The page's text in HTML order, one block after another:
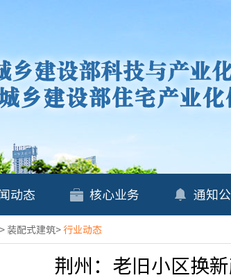
动态 核心业务 通知
> 装配式建筑>行业动态
荆州：老旧小区换